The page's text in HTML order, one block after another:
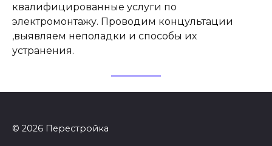
квалифицированные услуги по
электромонтажу. Проводим концультации
,выявляем неполадки и способы их
устранения.
© 2026 Перестройка